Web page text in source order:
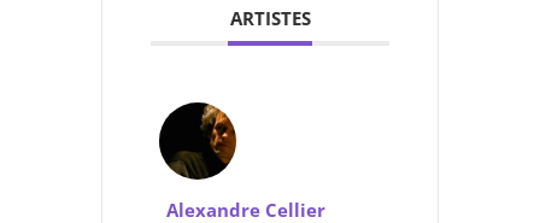
ARTISTES
Alexandre Cellier